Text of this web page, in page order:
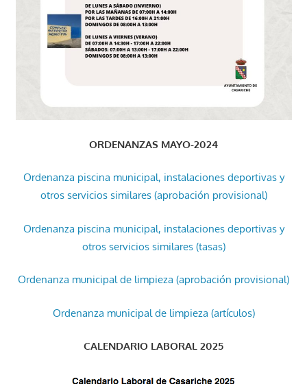
ORDENANZAS MAYO-2024
Ordenanza piscina municipal, instalaciones deportivas y
otros servicios similares (aprobación provisional)
Ordenanza piscina municipal, instalaciones deportivas y
otros servicios similares (tasas)
Ordenanza municipal de limpieza (aprobación provisional)
Ordenanza municipal de limpieza (artículos)
CALENDARIO LABORAL 2025